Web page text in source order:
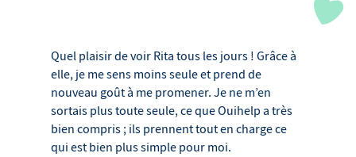
Quel plaisir de voir Rita tous les jours ! Grâce à
elle, je me sens moins seule et prend de
nouveau goût à me promener. Je ne m’en
sortais plus toute seule, ce que Ouihelp a très
bien compris ; ils prennent tout en charge ce
qui est bien plus simple pour moi.